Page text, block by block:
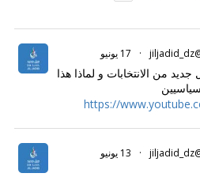
· 17 يونيو
من الانتخابات و لماذا هذا
https://
· 13 يونيو